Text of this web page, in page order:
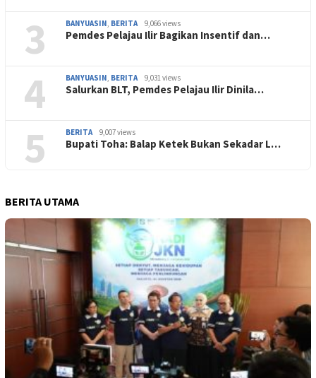
3 BANYUASIN, BERITA 9,066 views
Pemdes Pelajau Ilir Bagikan Insentif dan…
4 BANYUASIN, BERITA 9,031 views
Salurkan BLT, Pemdes Pelajau Ilir Dinila…
5 BERITA 9,007 views
Bupati Toha: Balap Ketek Bukan Sekadar L…
BERITA UTAMA